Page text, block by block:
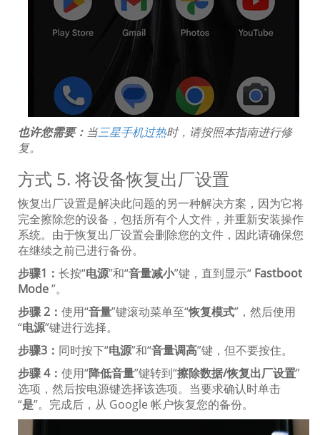
也许您需要： 当三星手机过热时，请按照本指南进行修
复。
方式 5. 将设备恢复出厂设置
恢复出厂设置是解决此问题的另一种解决方案，因为它将
完全擦除您的设备，包括所有个人文件，并重新安装操作
系统。由于恢复出厂设置会删除您的文件，因此请确保您
在继续之前已进行备份。
步骤1： 长按“电源”和“音量减小”键，直到显示“ Fastboot
Mode”。
步骤 2： 使用“音量”键滚动菜单至“恢复模式”，然后使用
“电源”键进行选择。
步骤3： 同时按下“电源”和“音量调高”键，但不要按住。
步骤 4： 使用“降低音量”键转到“擦除数据/恢复出厂设置”
选项，然后按电源键选择该选项。当要求确认时单击
“是”。完成后，从 Google 帐户恢复您的备份。